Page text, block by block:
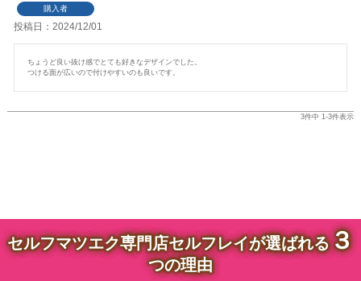
購入者
投稿日 2024/12/01
ちょうど良い抜け感でとても好きなデザインでした。
つける面が広いので付けやすいのも良いです。
3件中 1-3件表示
セルフマツエク専門店セルフレイが選ばれる３
つの理由